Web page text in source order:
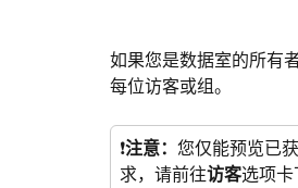
如果您是数据室的所有
每位访客或组。
❗注意： 您仅能预览已
求，请前往访客选项卡